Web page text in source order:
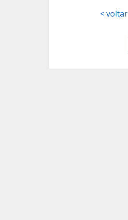
< voltar